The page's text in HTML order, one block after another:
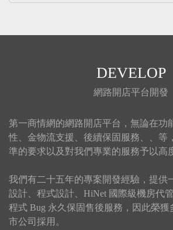
DEVELOP
網路開店平台開發
第一商情網的網路開店平台，無論在功
性、金物流支援、後續保固服務、、等
準的要求以及對我們專業的服務予以高
我們有二十五年的專案開發經驗，提供
設計、程式設計、HiNet 國際級機房代
程式 Bug 永久保固售後服務，因此榮獲
市公司採用。